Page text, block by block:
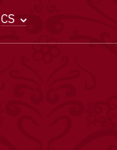
CS